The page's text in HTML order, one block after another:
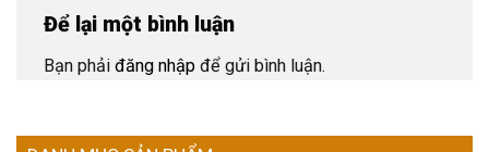
Để lại một bình luận
Bạn phải đăng nhập để gửi bình luận.